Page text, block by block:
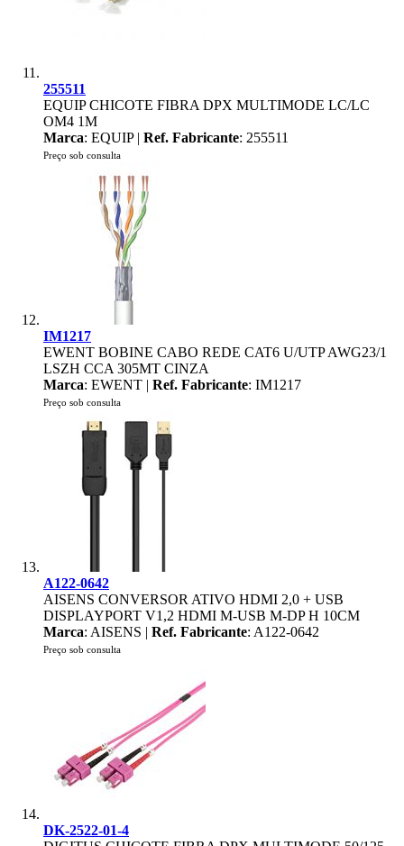
255511
EQUIP CHICOTE FIBRA DPX MULTIMODE LC/LC
OM4 1M
Marca: EQUIP | Ref. Fabricante: 255511
Preço sob consulta
IM1217
EWENT BOBINE CABO REDE CAT6 U/UTP AWG23/1
LSZH CCA 305MT CINZA
Marca: EWENT | Ref. Fabricante: IM1217
Preço sob consulta
A122-0642
AISENS CONVERSOR ATIVO HDMI 2,0 + USB
DISPLAYPORT V1,2 HDMI M-USB M-DP H 10CM
Marca: AISENS | Ref. Fabricante: A122-0642
Preço sob consulta
DK-2522-01-4